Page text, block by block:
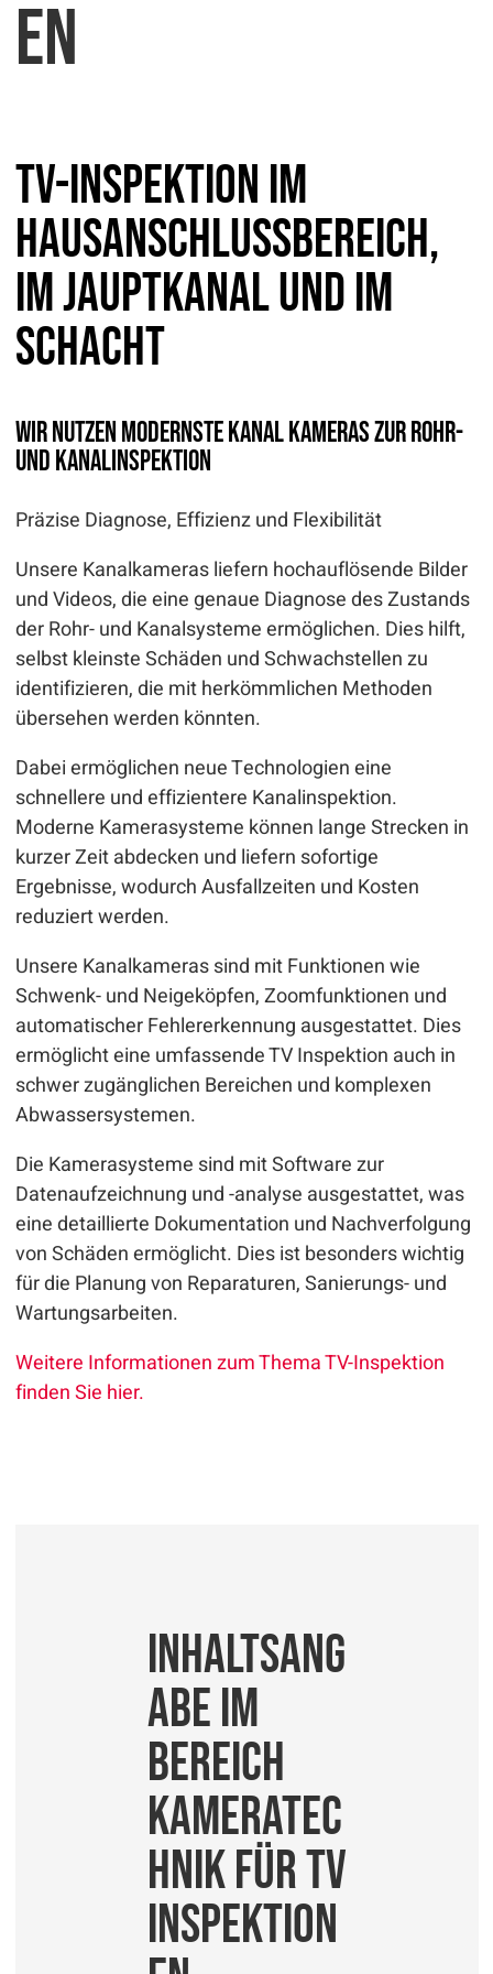
en
TV-Inspektion im
Hausanschlussbereich,
im Jauptkanal und im
Schacht
Wir nutzen modernste Kanal Kameras zur Rohr-
und Kanalinspektion
Präzise Diagnose, Effizienz und Flexibilität
Unsere Kanalkameras liefern hochauflösende Bilder
und Videos, die eine genaue Diagnose des Zustands
der Rohr- und Kanalsysteme ermöglichen. Dies hilft,
selbst kleinste Schäden und Schwachstellen zu
identifizieren, die mit herkömmlichen Methoden
übersehen werden könnten.
Dabei ermöglichen neue Technologien eine
schnellere und effizientere Kanalinspektion.
Moderne Kamerasysteme können lange Strecken in
kurzer Zeit abdecken und liefern sofortige
Ergebnisse, wodurch Ausfallzeiten und Kosten
reduziert werden.
Unsere Kanalkameras sind mit Funktionen wie
Schwenk- und Neigeköpfen, Zoomfunktionen und
automatischer Fehlererkennung ausgestattet. Dies
ermöglicht eine umfassende TV Inspektion auch in
schwer zugänglichen Bereichen und komplexen
Abwassersystemen.
Die Kamerasysteme sind mit Software zur
Datenaufzeichnung und -analyse ausgestattet, was
eine detaillierte Dokumentation und Nachverfolgung
von Schäden ermöglicht. Dies ist besonders wichtig
für die Planung von Reparaturen, Sanierungs- und
Wartungsarbeiten.
Weitere Informationen zum Thema TV-Inspektion
finden Sie hier.
Inhaltsang
abe im
Bereich
Kameratec
hnik für TV
Inspektion